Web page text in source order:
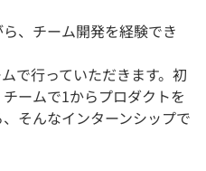
、チーム開発を経験でき
で行っていただきます。初
ームで1からプロダクトを
そんなインターンシップで